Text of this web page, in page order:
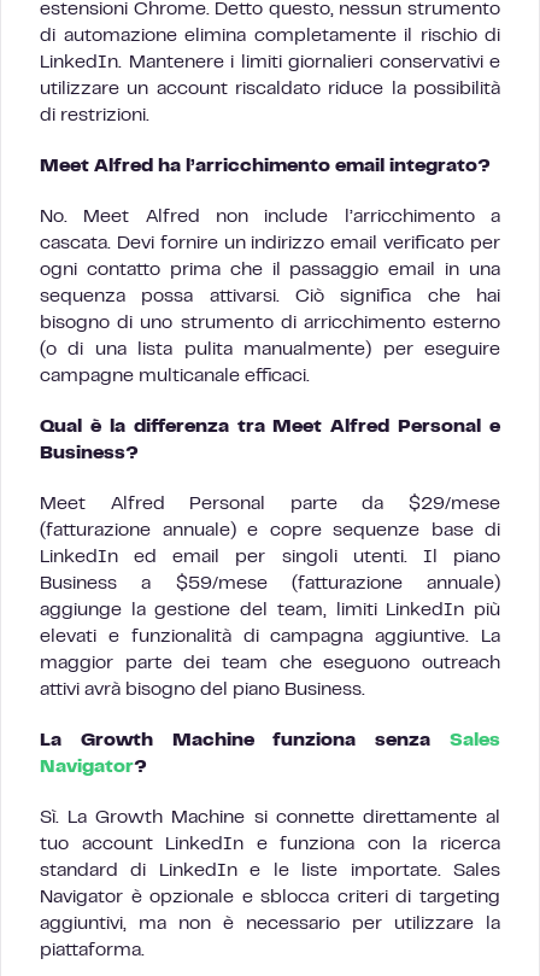
estensioni Chrome. Detto questo, nessun strumento
di automazione elimina completamente il rischio di
LinkedIn. Mantenere i limiti giornalieri conservativi e
utilizzare un account riscaldato riduce la possibilità
di restrizioni.
Meet Alfred ha l’arricchimento email integrato?
No. Meet Alfred non include l’arricchimento a
cascata. Devi fornire un indirizzo email verificato per
ogni contatto prima che il passaggio email in una
sequenza possa attivarsi. Ciò significa che hai
bisogno di uno strumento di arricchimento esterno
(o di una lista pulita manualmente) per eseguire
campagne multicanale efficaci.
Qual è la differenza tra Meet Alfred Personal e
Business?
Meet Alfred Personal parte da $29/mese
(fatturazione annuale) e copre sequenze base di
LinkedIn ed email per singoli utenti. Il piano
Business a $59/mese (fatturazione annuale)
aggiunge la gestione del team, limiti LinkedIn più
elevati e funzionalità di campagna aggiuntive. La
maggior parte dei team che eseguono outreach
attivi avrà bisogno del piano Business.
La Growth Machine funziona senza Sales
Navigator?
Sì. La Growth Machine si connette direttamente al
tuo account LinkedIn e funziona con la ricerca
standard di LinkedIn e le liste importate. Sales
Navigator è opzionale e sblocca criteri di targeting
aggiuntivi, ma non è necessario per utilizzare la
piattaforma.